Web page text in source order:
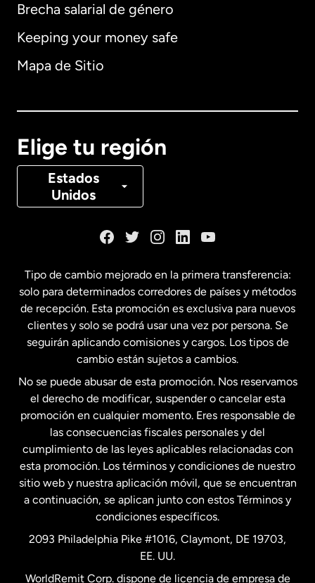
Brecha salarial de género
Keeping your money safe
Mapa de Sitio
Elige tu región
Estados
Unidos
Alemania
Canadá Français
Estados Unidos English
Estados Unidos Español
Francia
Malasia
Nueva Zelanda
Países Bajos
Tipo de cambio mejorado en la primera transferencia:
solo para determinados corredores de países y métodos
de recepción. Esta promoción es exclusiva para nuevos
clientes y solo se podrá usar una vez por persona. Se
seguirán aplicando comisiones y cargos. Los tipos de
cambio están sujetos a cambios.
No se puede abusar de esta promoción. Nos reservamos
el derecho de modificar, suspender o cancelar esta
promoción en cualquier momento. Eres responsable de
las consecuencias fiscales personales y del
cumplimiento de las leyes aplicables relacionadas con
esta promoción. Los términos y condiciones de nuestro
sitio web y nuestra aplicación móvil, que se encuentran
a continuación, se aplican junto con estos Términos y
condiciones específicos.
2093 Philadelphia Pike #1016, Claymont, DE 19703,
EE. UU.
WorldRemit Corp. dispone de licencia de empresa de